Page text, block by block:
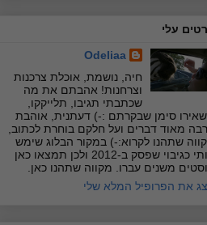
עלי
Odeliaa
חיה, נושמת, אוכלת צרכנות
וצרחנות! אהבתם את מה
שכתבתי תגיבו, תלייקקו,
סימן שבקרתם :-) דעתנית, אוהבת
מאוד דברים ועל חלקם בוחרת לכתוב,
שתהנו לקרוא:-) במקור הבלוג שימש
אותי כגיבוי שפסק ב-2012 ולכן תמצאו כאן
משנים עברו. מקווה שתהנו כאן.
את הפרופיל המלא שלי